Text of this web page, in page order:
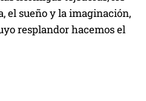
el sueño y la imaginación,
resplandor hacemos el